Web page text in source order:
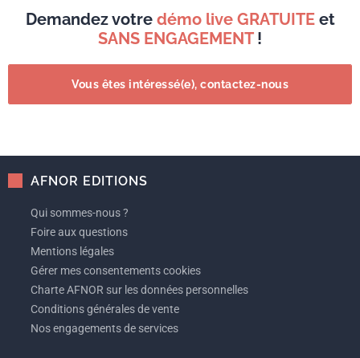
Demandez votre démo live GRATUITEet
SANS ENGAGEMENT!
Vous êtes intéressé(e), contactez-nous
AFNOR EDITIONS
Qui sommes-nous ?
Foire aux questions
Mentions légales
Gérer mes consentements cookies
Charte AFNOR sur les données personnelles
Conditions générales de vente
Nos engagements de services